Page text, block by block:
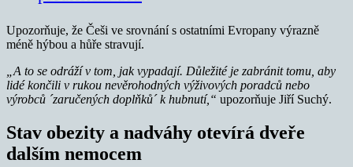
Upozorňuje, že Češi ve srovnání s ostatními Evropany výrazně
méně hýbou a hůře stravují.
„A to se odráží v tom, jak vypadají. Důležité je zabránit tomu, aby
lidé končili v rukou nevěrohodných výživových poradců nebo
výrobců ´zaručených doplňků´ k hubnutí,“ upozorňuje Jiří Suchý.
Stav obezity a nadváhy otevírá dveře
dalším nemocem